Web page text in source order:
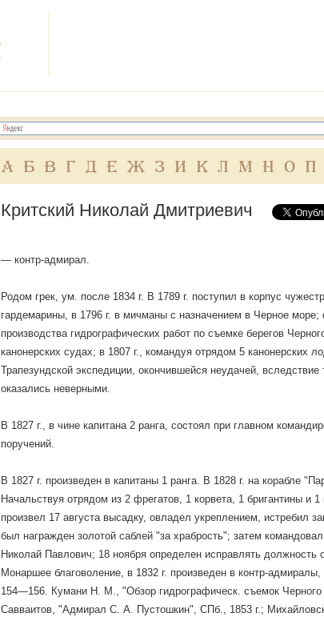
А Б В Г Д Е Ж З И К Л М Н О П
Критский Николай Дмитриевич
— контр-адмирал.
Родом грек, ум. после 1834 г. В 1789 г. поступил в корпус
гардемарины, в 1796 г. в мичманы с назначением в Черное
производства гидрографических работ по съемке берегов
канонерских судах; в 1807 г., командуя отрядом 5 канонерских
Трапезундской экспедиции, окончившейся неудачей,
оказались неверными.
В 1827 г., в чине капитана 2 ранга, состоял при главном
поручений.
В 1827 г. произведен в капитаны 1 ранга. В 1828 г. на корабле
Начальствуя отрядом из 2 фрегатов, 1 корвета, 1 бригантины
произвел 17 августа высадку, овладел укреплением, истребил
был награжден золотой саблей "за храбрость"; затем
Николай Павлович; 18 ноября определен исправлять должность
Монаршее благоволение, в 1832 г. произведен в контр-
154—156. Кумани Н. M., "Обзор гидрографическ. съемок
Савваитов, "Адмирал С. А. Пустошкин", СПб., 1853 г.;